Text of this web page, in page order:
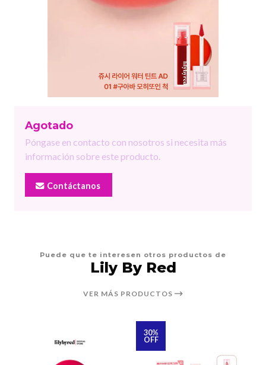
Agotado
Póngase en contacto con nosotros si necesita más
información sobre este producto.
Contáctanos
Puede que te interesen otros productos de
Lily By Red
VER MÁS PRODUCTOS
30%
OFF